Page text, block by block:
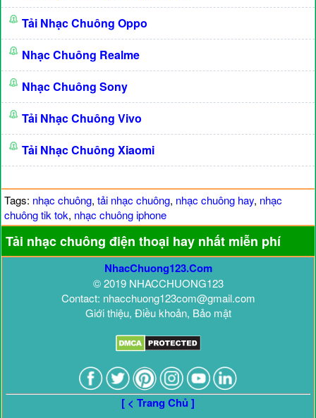
Tải Nhạc Chuông Oppo
Nhạc Chuông Realme
Nhạc Chuông Sony
Tải Nhạc Chuông Vivo
Tải Nhạc Chuông Xiaomi
Tags: nhạc chuông, tải nhạc chuông, nhạc chuông hay, nhạc
chuông tik tok, nhạc chuông iphone
Tải nhạc chuông điện thoại hay nhất miễn phí
NhacChuong123.Com
© 2019 NHACCHUONG123
Contact: nhacchuong123com@gmail.com
Giới thiệu, Điều khoản, Bảo mật
[ < Trang Chủ ]